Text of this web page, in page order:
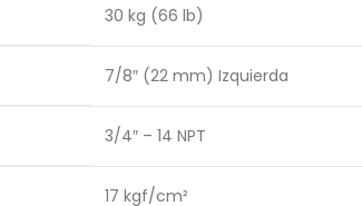
30 kg (66 lb)
7/8″ (22 mm) Izquierda
3/4″ – 14 NPT
17 kgf/cm²